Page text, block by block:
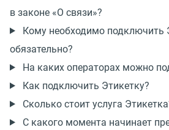
в законе «О связи»?
Кому необходимо подключить
обязательно?
На каких операторах можно
Как подключить Этикетку?
Сколько стоит услуга
С какого момента начинает